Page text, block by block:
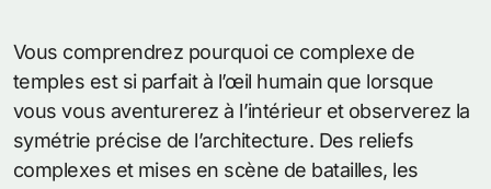
Vous comprendrez pourquoi ce complexe de
temples est si parfait à l’œil humain que lorsque
vous vous aventurerez à l’intérieur et observerez la
symétrie précise de l’architecture. Des reliefs
complexes et mises en scène de batailles, les